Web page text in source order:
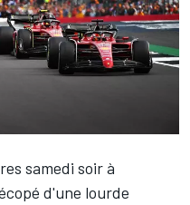
samedi soir à
d'une lourde